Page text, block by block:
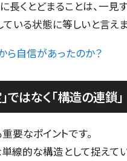
くとどまることは、一見
いる状態に等しいと言えま
ら自信があったのか？
ではなく「構造の連鎖」
要なポイントです。
線的な構造として捉えてい